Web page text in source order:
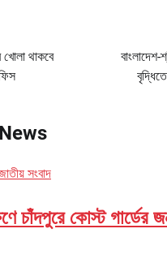
থাকবে
বাংলাদেশ-
সংবাদ
চাঁদপুরে কোস্ট গার্ডের